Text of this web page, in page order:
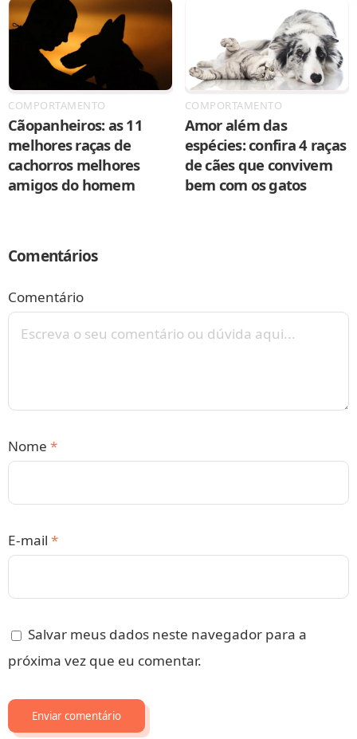
COMPORTAMENTO
Cãopanheiros: as 11
melhores raças de
cachorros melhores
amigos do homem
COMPORTAMENTO
Amor além das
espécies: confira 4 raças
de cães que convivem
bem com os gatos
Comentários
Comentário
Nome *
E-mail *
Salvar meus dados neste navegador para a
próxima vez que eu comentar.